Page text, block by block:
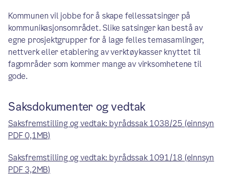
Kommunen vil jobbe for å skape fellessatsinger på
kommunikasjonsområdet. Slike satsinger kan bestå av
egne prosjektgrupper for å lage felles temasamlinger,
nettverk eller etablering av verktøykasser knyttet til
fagområder som kommer mange av virksomhetene til
gode.
Saksdokumenter og vedtak
Saksfremstilling og vedtak: byrådssak 1038/25 (einnsyn
PDF 0,1MB)
Saksfremstilling og vedtak: byrådssak 1091/18 (eInnsyn
PDF 3,2MB)